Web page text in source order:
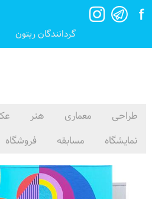
گردانندگان ریتون
طراحی معماری هنر
نمایشگاه
مسابقه فروشگاه